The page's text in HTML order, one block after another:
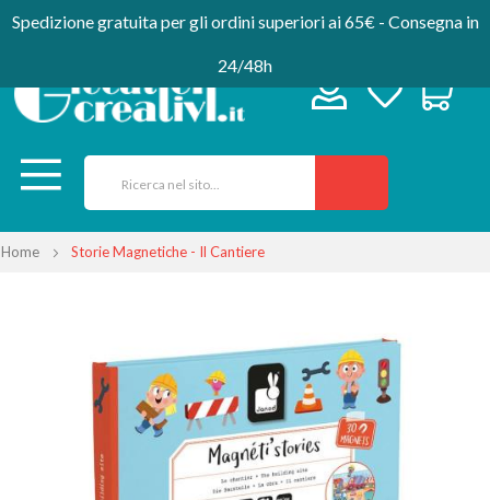
Spedizione gratuita per gli ordini superiori ai 65€ - Consegna in
24/48h
Home Storie Magnetiche - Il Cantiere